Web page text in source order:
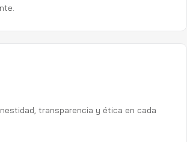
transparencia y ética en cada